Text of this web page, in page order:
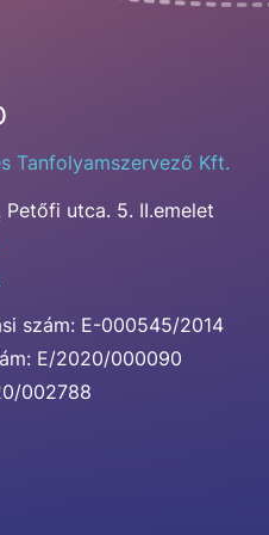
Tanfolyamszervező Kft.
utca. 5. II.emelet
szám: E-000545/2014
E/2020/000090
002788